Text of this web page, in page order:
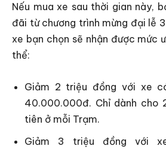
Nếu mua xe sau thời gian này,
đãi từ chương trình mừng đại lễ
xe bạn chọn sẽ nhận được mức
thể:
Giảm 2 triệu đồng với xe
40.000.000đ. Chỉ dành cho
tiên ở mỗi Trạm.
Giảm 3 triệu đồng với